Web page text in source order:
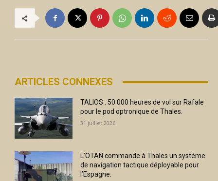
ARTICLES CONNEXES
TALIOS : 50 000 heures de vol sur Rafale
pour le pod optronique de Thales.
31 juillet 2026
L’OTAN commande à Thales un système
de navigation tactique déployable pour
l’Espagne.